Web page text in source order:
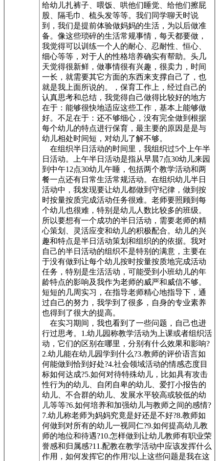
给幼儿扎裤子、喂饭、哄他们睡觉、给他们擦屁
股、隔毛巾、梳头发等等。我们同学聊天时说
到，我们是提前体验做妈妈的生活，为以后做准
备。像这些琐碎的生活常规事情，每天都要做，
我觉得可以训练一个人的耐心、忍耐性、恒心、
细心等等，对于人的性格培养确实有帮助。头几
天觉得很新鲜，做事情很有兴趣，很卖力，时间
一长，就需要其它方面的东西来支撑自己了，也
就是我上面所说的。，保育工作上，经过自己的
认真思考和总结，我觉得自己做得比较好的地方
在于：能够很快地适应这些工作，基本上能够做
好。不足在于：还不够细心，没有完全做到根据
每个幼儿的特点进行保育，最主要的原因是是与
幼儿相处时间短，对幼儿了解不够。
在组织半日活动的时间里，我组织过5个上午半
日活动。上午半日活动是指从早晨7点30幼儿来园
到中午12点30幼儿午睡，包括两个教学活动和两
餐一点还有日常生活常规活动。在组织幼儿半日
活动中，我发现要让幼儿都做到守纪律，做到按
时按量按质完成活动任务很难。老师要照顾到每
个幼儿也很难，特别是幼儿人数比较多的班级。
所以要想有一个成功的半日活动，需要老师的精
心策划、灵活应变和幼儿的积极配合。幼儿的兴
趣和特点是半日活动策划和组织的的依据。我对
自己的半日活动的组织不是特别的满意，主要在
于没有做到让每个幼儿按时按量按质地完成活动
任务，特别是生活活动，可能受到小班幼儿的年
龄特点的影响及我作为老师的威严和威信不够。
短短的几周实习，在指导老师精心地指导下，通
过自己的努力，我学到了很多，自身的专业素养
也得到了很大的提高。
在实习期间，我也看到了一些问题，自己也进
行过思考。1.幼儿园称教学活动为上课或者组织活
动，它们的区别在哪里，分别有什么效果和影响?
2.幼儿能在幼儿园学到什么?3.教师的评价语言如
何能做到恰到好处?4.社会领域活动的情感态度目
标如何达成?5.如何对待特殊幼儿，比如具有攻击
性行为的幼儿、自闭自卑的幼儿、爱打小报告的
幼儿、不合群的幼儿、发展水平较高或较低的幼
儿等等?6.如何培养和加强幼儿与教师之间的感情?
7.幼儿称老师为妈妈究竟是好还是不好?8.教师如
何做到对所有的幼儿一视同仁?9.如何提高幼儿教
师的地位和待遇?10.怎样做到让幼儿教师有职业荣
誉感和归属感?11.配教在教学活动中应该发挥什么
作用，如何发挥它的作用?以上这些问题是我在这